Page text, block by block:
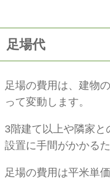
足場代
足場の費用は、建物
って変動します。
3階建て以上や隣家
設置に手間がかかる
足場の費用は平米単